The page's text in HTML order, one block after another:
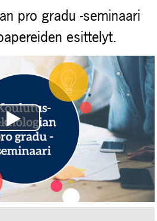
pro gradu -seminaari
esittelyt.
Play
Video